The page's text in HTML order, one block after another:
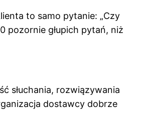
to samo pytanie: „Czy
pozornie głupich pytań, niż
słuchania, rozwiązywania
dostawcy dobrze